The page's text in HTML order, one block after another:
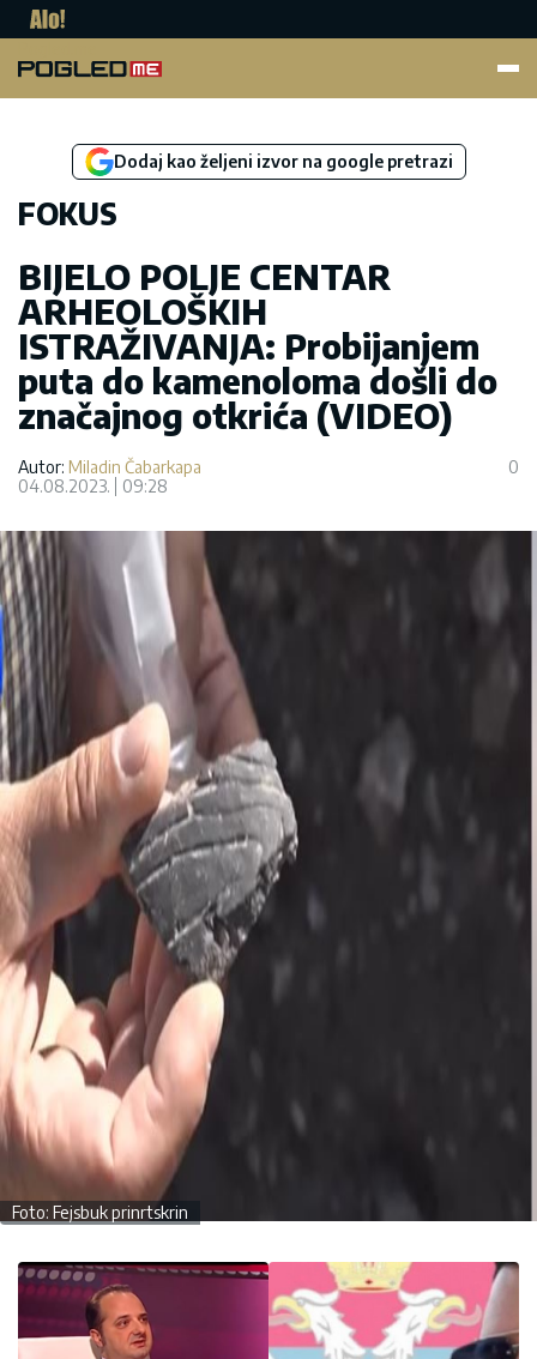
Dodaj kao željeni izvor na google pretrazi
FOKUS
BIJELO POLJE CENTAR
ARHEOLOŠKIH
ISTRAŽIVANJA: Probijanjem
puta do kamenoloma došli do
značajnog otkrića (VIDEO)
Autor: Miladin Čabarkapa
04.08.2023.
09:28
0
Foto: Fejsbuk prinrtskrin